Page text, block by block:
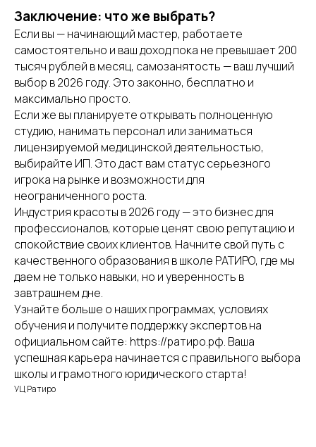
Заключение: что же выбрать?
Если вы — начинающий мастер, работаете
самостоятельно и ваш доход пока не превышает 200
тысяч рублей в месяц, самозанятость — ваш лучший
выбор в 2026 году. Это законно, бесплатно и
максимально просто.
Если же вы планируете открывать полноценную
студию, нанимать персонал или заниматься
лицензируемой медицинской деятельностью,
выбирайте ИП. Это даст вам статус серьезного
игрока на рынке и возможности для
неограниченного роста.
Индустрия красоты в 2026 году — это бизнес для
профессионалов, которые ценят свою репутацию и
спокойствие своих клиентов. Начните свой путь с
качественного образования в школе РАТИРО, где мы
даем не только навыки, но и уверенность в
завтрашнем дне.
Узнайте больше о наших программах, условиях
обучения и получите поддержку экспертов на
официальном сайте: https://ратиро.рф. Ваша
успешная карьера начинается с правильного выбора
школы и грамотного юридического старта!
УЦ Ратиро
Обучение косметологии
Курсы косметолога в Салават
Курсы
Визаж
Косметология
Ногтевой сервис
Перманентный макияж
Парикмахерское искусство
Проф. переподготовка мед. работников
Повышение квалификации мед. работников